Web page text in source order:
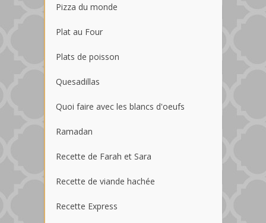
Pizza du monde
Plat au Four
Plats de poisson
Quesadillas
Quoi faire avec les blancs d'oeufs
Ramadan
Recette de Farah et Sara
Recette de viande hachée
Recette Express